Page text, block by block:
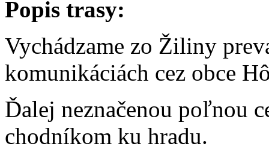
Popis trasy:
Vychádzame zo Žiliny
komunikáciách cez obce
Ďalej neznačenou poľnou
chodníkom ku hradu.